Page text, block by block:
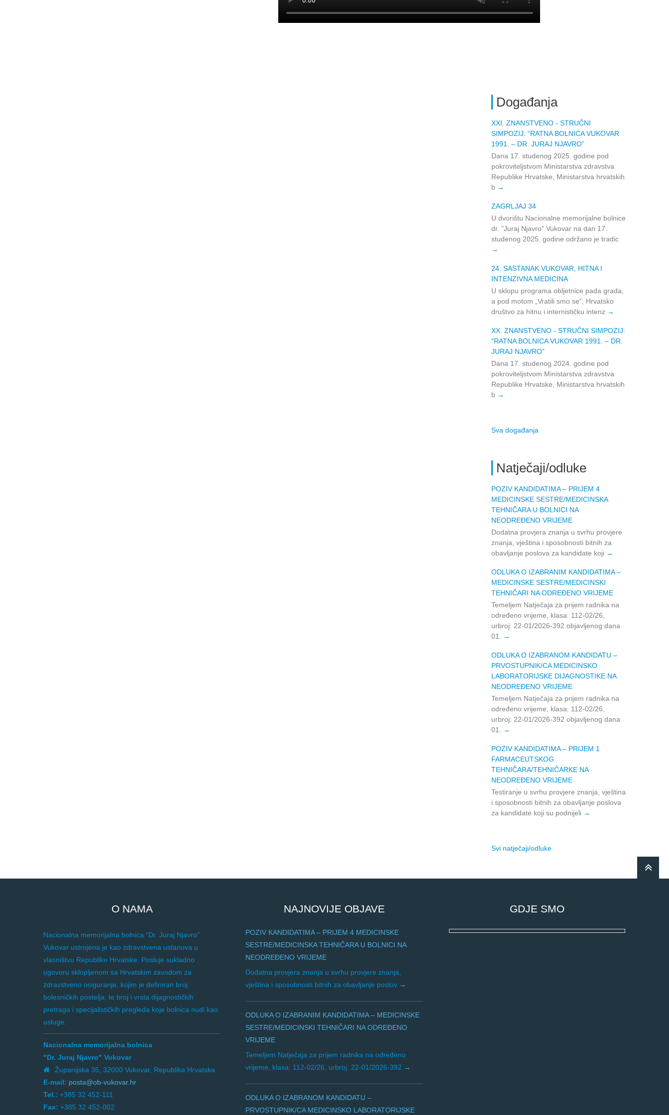
Događanja
XXI. ZNANSTVENO ‑ STRUČNI
SIMPOZIJ: “RATNA BOLNICA VUKOVAR
1991. – DR. JURAJ NJAVRO”
Dana 17. studenog 2025. godine pod
pokroviteljstvom Ministarstva zdravstva
Republike Hrvatske, Ministarstva hrvatskih
b
ZAGRLJAJ 34
U dvorištu Nacionalne memorijalne bolnice
dr. "Juraj Njavro" Vukovar na dan 17.
studenog 2025. godine održano je tradic
24. SASTANAK VUKOVAR, HITNA I
INTENZIVNA MEDICINA
U sklopu programa obljetnice pada grada,
a pod motom „Vratili smo se“, Hrvatsko
društvo za hitnu i internističku intenz
XX. ZNANSTVENO ‑ STRUČNI SIMPOZIJ:
“RATNA BOLNICA VUKOVAR 1991. – DR.
JURAJ NJAVRO”
Dana 17. studenog 2024. godine pod
pokroviteljstvom Ministarstva zdravstva
Republike Hrvatske, Ministarstva hrvatskih
b
Sva događanja
Natječaji/odluke
POZIV KANDIDATIMA – PRIJEM 4
MEDICINSKE SESTRE/MEDICINSKA
TEHNIČARA U BOLNICI NA
NEODREĐENO VRIJEME
Dodatna provjera znanja u svrhu provjere
znanja, vještina i sposobnosti bitnih za
obavljanje poslova za kandidate koji
ODLUKA O IZABRANIM KANDIDATIMA –
MEDICINSKE SESTRE/MEDICINSKI
TEHNIČARI NA ODREĐENO VRIJEME
Temeljem Natječaja za prijem radnika na
određeno vrijeme, klasa: 112-02/26,
urbroj: 22-01/2026-392 objavljenog dana
01.
ODLUKA O IZABRANOM KANDIDATU –
PRVOSTUPNIK/CA MEDICINSKO
LABORATORIJSKE DIJAGNOSTIKE NA
NEODREĐENO VRIJEME
Temeljem Natječaja za prijem radnika na
određeno vrijeme, klasa: 112-02/26,
urbroj: 22-01/2026-392 objavljenog dana
01.
POZIV KANDIDATIMA – PRIJEM 1
FARMACEUTSKOG
TEHNIČARA/TEHNIČARKE NA
NEODREĐENO VRIJEME
Testiranje u svrhu provjere znanja, vještina
i sposobnosti bitnih za obavljanje poslova
za kandidate koji su podnijeli
Svi natječaji/odluke
O NAMA
Nacionalna memorijalna bolnica "Dr. Juraj Njavro"
Vukovar ustrojena je kao zdravstvena ustanova u
vlasništvu Republike Hrvatske. Posluje sukladno
ugovoru sklopljenom sa Hrvatskim zavodom za
zdravstveno osiguranje, kojim je definiran broj
bolesničkih postelja, te broj i vrsta dijagnostičkih
pretraga i specijalističkih pregleda koje bolnica nudi kao
usluge.
Nacionalna memorijalna bolnica
"Dr. Juraj Njavro" Vukovar
Županijska 35, 32000 Vukovar, Republika Hrvatska
E-mail: posta@ob-vukovar.hr
Tel.: +385 32 452-111
Fax: +385 32 452-002
NAJNOVIJE OBJAVE
POZIV KANDIDATIMA – PRIJEM 4 MEDICINSKE
SESTRE/MEDICINSKA TEHNIČARA U BOLNICI NA
NEODREĐENO VRIJEME
Dodatna provjera znanja u svrhu provjere znanja,
vještina i sposobnosti bitnih za obavljanje poslov
ODLUKA O IZABRANIM KANDIDATIMA – MEDICINSKE
SESTRE/MEDICINSKI TEHNIČARI NA ODREĐENO
VRIJEME
Temeljem Natječaja za prijem radnika na određeno
vrijeme, klasa: 112-02/26, urbroj: 22-01/2026-392
ODLUKA O IZABRANOM KANDIDATU –
PRVOSTUPNIK/CA MEDICINSKO LABORATORIJSKE
GDJE SMO